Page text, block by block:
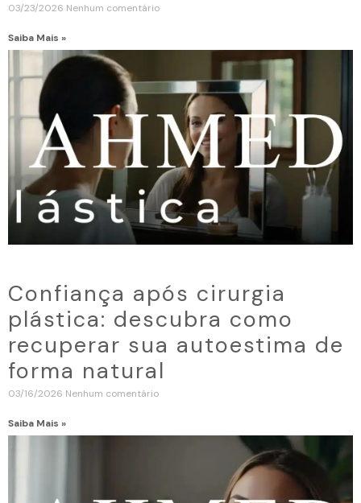
03/23/2026 Nenhum comentário
Saiba Mais »
Confiança após cirurgia
plástica: descubra como
recuperar sua autoestima de
forma natural
03/16/2026 Nenhum comentário
Saiba Mais »